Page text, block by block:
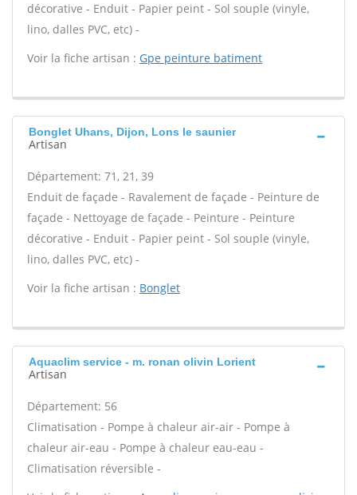
décorative - Enduit - Papier peint - Sol souple (vinyle,
lino, dalles PVC, etc) -
Voir la fiche artisan : Gpe peinture batiment
Bonglet Uhans, Dijon, Lons le saunier
Artisan
Département: 71, 21, 39
Enduit de façade - Ravalement de façade - Peinture de
façade - Nettoyage de façade - Peinture - Peinture
décorative - Enduit - Papier peint - Sol souple (vinyle,
lino, dalles PVC, etc) -
Voir la fiche artisan : Bonglet
Aquaclim service - m. ronan olivin Lorient
Artisan
Département: 56
Climatisation - Pompe à chaleur air-air - Pompe à
chaleur air-eau - Pompe à chaleur eau-eau -
Climatisation réversible -